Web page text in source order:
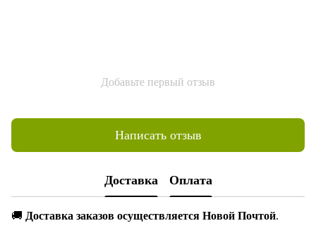
Добавьте первый отзыв
Написать отзыв
Доставка Оплата
🚚 Доставка заказов осуществляется Новой Почтой.